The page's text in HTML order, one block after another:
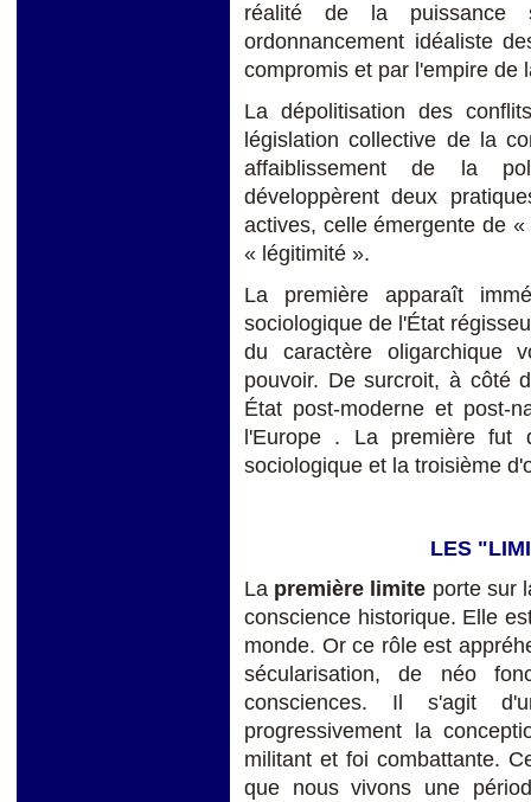
réalité de la puissance
ordonnancement idéaliste
compromis et par l'empire de
La dépolitisation des
législation collective de la
affaiblissement de la
développèrent deux
actives, celle émergente de
« légitimité ».
La première apparaît
sociologique de l'État
du caractère oligarchique
pouvoir. De surcroit, à côté
État post-moderne et post-
l'Europe . La première fut
sociologique et la troisième
LES
La première limite porte sur
conscience historique. Elle
monde. Or ce rôle est
sécularisation, de néo
consciences. Il s'agit
progressivement la
militant et foi combattante.
que nous vivons une